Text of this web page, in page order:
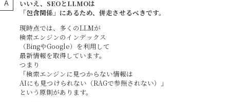
いいえ、SEOとLLMOは
「包含関係」にあるため、併走させるべきです。
現時点では、多くのLLMが
検索エンジンのインデックス
（BingやGoogle）を利用して
最新情報を取得しています。
つまり
「検索エンジンに見つからない情報は
AIにも見つけられない（RAGで参照されない）」
という原則があります。